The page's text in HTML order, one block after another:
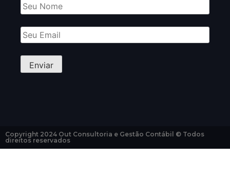
Copyright 2024 Out Consultoria e Gestão Contábil © Todos
direitos reservados